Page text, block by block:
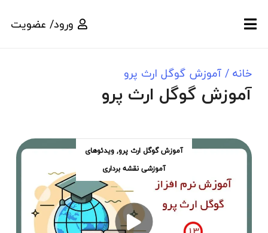
ورود/ عضویت
خانه/آموزش گوگل ارث پرو
آموزش گوگل ارث پرو
آموزش گوگل ارث پرو,ویدئوهای
آموزشی نقشه برداری